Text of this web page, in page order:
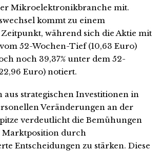
Mikroelektronikbranche mit.
kommt zu einem
während sich die Aktie mit
52-Wochen-Tief (10,63 Euro)
noch 39,37% unter dem 52-
Euro) notiert.
aus strategischen Investitionen in
Veränderungen an der
verdeutlicht die Bemühungen
Marktposition durch
Entscheidungen zu stärken. Diese